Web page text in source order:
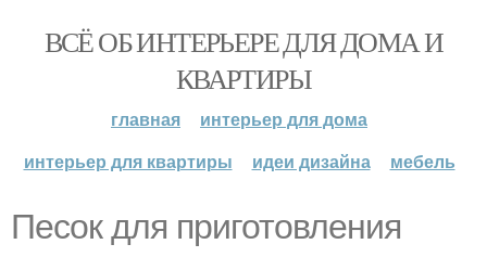
ВСЁ ОБ ИНТЕРЬЕРЕ ДЛЯ ДОМА И
КВАРТИРЫ
главная
интерьер для дома
интерьер для квартиры
идеи дизайна мебель
Песок для приготовления